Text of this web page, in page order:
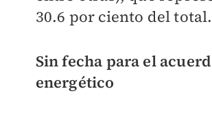
30.6 por ciento del total.
Sin fecha para el
energético